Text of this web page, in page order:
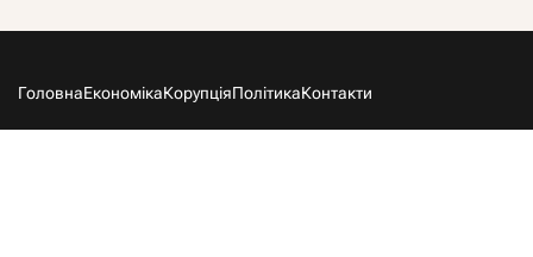
ГоловнаЕкономікаКорупціяПолітикаКонтакти